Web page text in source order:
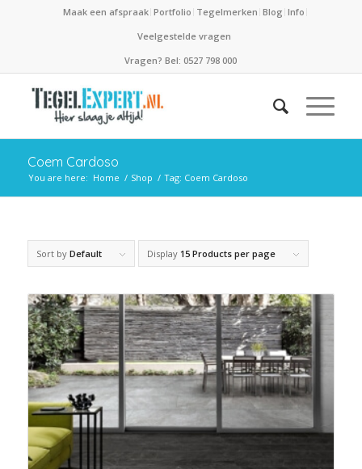
Maak een afspraak Portfolio Tegelmerken Blog Info
Veelgestelde vragen
Vragen? Bel: 0527 798 000
Coem Cardoso
You are here: Home / Shop / Tag: Coem Cardoso
Sort by Default Display 15 Products per page